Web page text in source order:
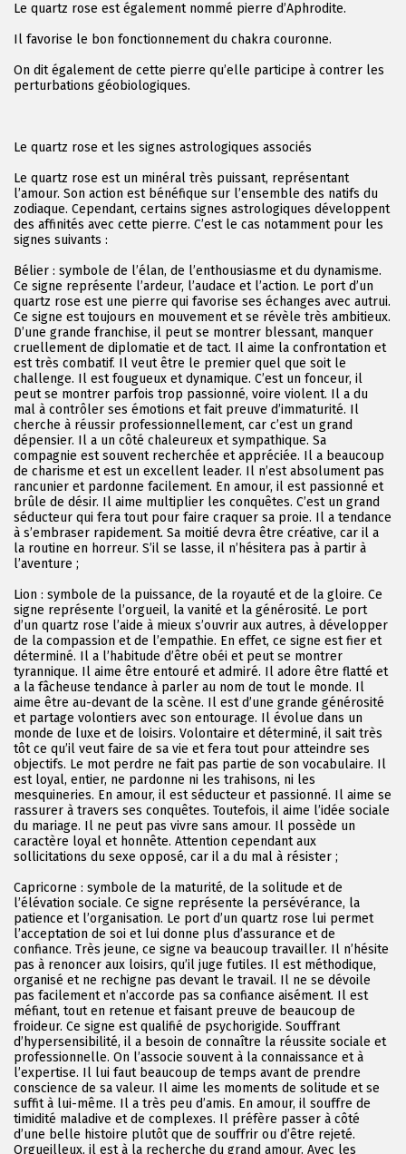
Le quartz rose est également nommé pierre d’Aphrodite.
Il favorise le bon fonctionnement du chakra couronne.
On dit également de cette pierre qu’elle participe à contrer les
perturbations géobiologiques.
Le quartz rose et les signes astrologiques associés
Le quartz rose est un minéral très puissant, représentant
l’amour. Son action est bénéfique sur l’ensemble des natifs du
zodiaque. Cependant, certains signes astrologiques développent
des affinités avec cette pierre. C’est le cas notamment pour les
signes suivants :
Bélier : symbole de l’élan, de l’enthousiasme et du dynamisme.
Ce signe représente l’ardeur, l’audace et l’action. Le port d’un
quartz rose est une pierre qui favorise ses échanges avec autrui.
Ce signe est toujours en mouvement et se révèle très ambitieux.
D’une grande franchise, il peut se montrer blessant, manquer
cruellement de diplomatie et de tact. Il aime la confrontation et
est très combatif. Il veut être le premier quel que soit le
challenge. Il est fougueux et dynamique. C’est un fonceur, il
peut se montrer parfois trop passionné, voire violent. Il a du
mal à contrôler ses émotions et fait preuve d’immaturité. Il
cherche à réussir professionnellement, car c’est un grand
dépensier. Il a un côté chaleureux et sympathique. Sa
compagnie est souvent recherchée et appréciée. Il a beaucoup
de charisme et est un excellent leader. Il n’est absolument pas
rancunier et pardonne facilement. En amour, il est passionné et
brûle de désir. Il aime multiplier les conquêtes. C’est un grand
séducteur qui fera tout pour faire craquer sa proie. Il a tendance
à s’embraser rapidement. Sa moitié devra être créative, car il a
la routine en horreur. S’il se lasse, il n’hésitera pas à partir à
l’aventure ;
Lion : symbole de la puissance, de la royauté et de la gloire. Ce
signe représente l’orgueil, la vanité et la générosité. Le port
d’un quartz rose l’aide à mieux s’ouvrir aux autres, à développer
de la compassion et de l’empathie. En effet, ce signe est fier et
déterminé. Il a l’habitude d’être obéi et peut se montrer
tyrannique. Il aime être entouré et admiré. Il adore être flatté et
a la fâcheuse tendance à parler au nom de tout le monde. Il
aime être au-devant de la scène. Il est d’une grande générosité
et partage volontiers avec son entourage. Il évolue dans un
monde de luxe et de loisirs. Volontaire et déterminé, il sait très
tôt ce qu’il veut faire de sa vie et fera tout pour atteindre ses
objectifs. Le mot perdre ne fait pas partie de son vocabulaire. Il
est loyal, entier, ne pardonne ni les trahisons, ni les
mesquineries. En amour, il est séducteur et passionné. Il aime se
rassurer à travers ses conquêtes. Toutefois, il aime l’idée sociale
du mariage. Il ne peut pas vivre sans amour. Il possède un
caractère loyal et honnête. Attention cependant aux
sollicitations du sexe opposé, car il a du mal à résister ;
Capricorne : symbole de la maturité, de la solitude et de
l’élévation sociale. Ce signe représente la persévérance, la
patience et l’organisation. Le port d’un quartz rose lui permet
l’acceptation de soi et lui donne plus d’assurance et de
confiance. Très jeune, ce signe va beaucoup travailler. Il n’hésite
pas à renoncer aux loisirs, qu’il juge futiles. Il est méthodique,
organisé et ne rechigne pas devant le travail. Il ne se dévoile
pas facilement et n’accorde pas sa confiance aisément. Il est
méfiant, tout en retenue et faisant preuve de beaucoup de
froideur. Ce signe est qualifié de psychorigide. Souffrant
d’hypersensibilité, il a besoin de connaître la réussite sociale et
professionnelle. On l’associe souvent à la connaissance et à
l’expertise. Il lui faut beaucoup de temps avant de prendre
conscience de sa valeur. Il aime les moments de solitude et se
suffit à lui-même. Il a très peu d’amis. En amour, il souffre de
timidité maladive et de complexes. Il préfère passer à côté
d’une belle histoire plutôt que de souffrir ou d’être rejeté.
Orgueilleux, il est à la recherche du grand amour. Avec les